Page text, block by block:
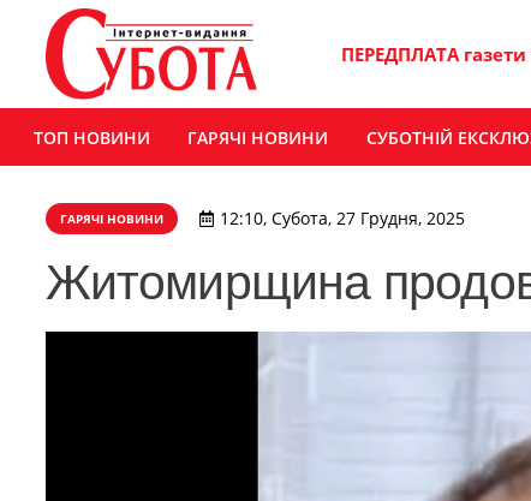
ПЕРЕДПЛАТА газети
ТОП НОВИНИ ГАРЯЧІ НОВИНИ СУБОТНІЙ
ГАРЯЧІ НОВИНИ 12:10, Субота, 27 Грудня, 2025
Житомирщина